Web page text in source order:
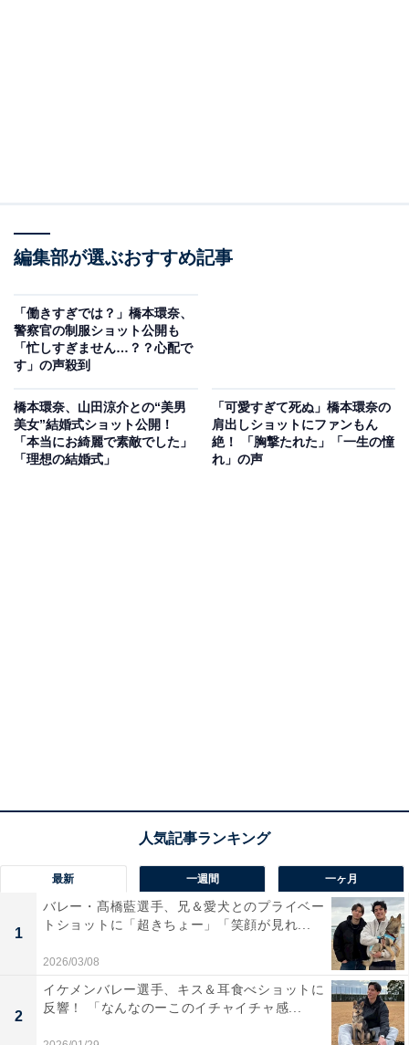
編集部が選ぶおすすめ記事
「働きすぎでは？」橋本環奈、
警察官の制服ショット公開も
「忙しすぎません…？？心配で
す」の声殺到
橋本環奈、山田涼介との“美男
美女”結婚式ショット公開！
「本当にお綺麗で素敵でした」
「理想の結婚式」
「可愛すぎて死ぬ」橋本環奈の
肩出しショットにファンもん
絶！ 「胸撃たれた」「一生の憧
れ」の声
最新 一週間 一ヶ月
1
バレー・髙橋藍選手、兄＆愛犬とのプライベー
トショットに「超きちょー」「笑顔が見れ...
2026/03/08
2
イケメンバレー選手、キス＆耳食べショットに
反響！ 「なんなのーこのイチャイチャ感...